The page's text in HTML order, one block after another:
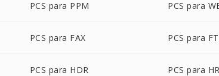
PCS para PPM PCS para
PCS para FAX PCS para
PCS para HDR PCS para